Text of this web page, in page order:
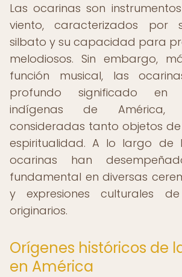
Las ocarinas son
viento, caracterizados
silbato y su capacidad para
melodiosos. Sin embargo,
función musical, las
profundo significado en
indígenas de América,
consideradas tanto objetos
espiritualidad. A lo largo de
ocarinas han
fundamental en diversas
y expresiones culturales
originarios.
Orígenes históricos de
en América